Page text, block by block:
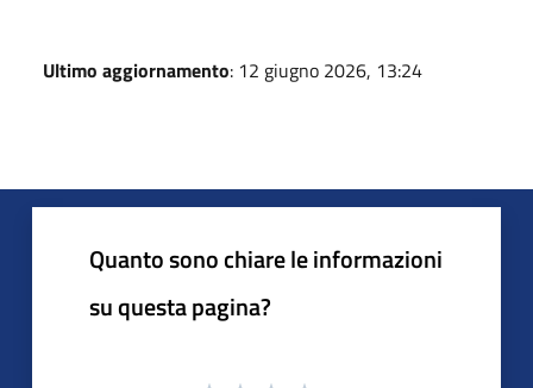
Ultimo aggiornamento: 12 giugno 2026, 13:24
Quanto sono chiare le informazioni
su questa pagina?